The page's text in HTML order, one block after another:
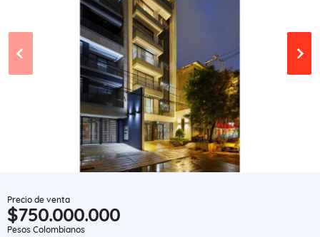
Precio de venta
$750.000.000
Pesos Colombianos